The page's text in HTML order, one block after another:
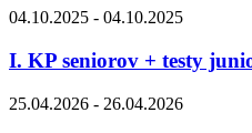
04.10.2025 - 04.10.2025
I. KP seniorov + testy
25.04.2026 - 26.04.2026